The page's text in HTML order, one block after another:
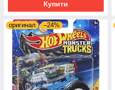
Купити
оригинал –24%